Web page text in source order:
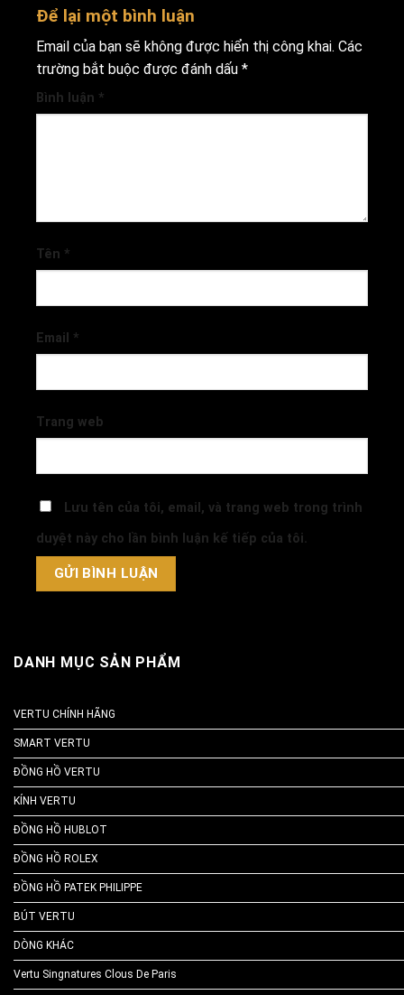
DANH MỤC SẢN PHẨM
VERTU CHÍNH HÃNG
SMART VERTU
ĐỒNG HỒ VERTU
KÍNH VERTU
ĐỒNG HỒ HUBLOT
ĐỒNG HỒ ROLEX
ĐỒNG HỒ PATEK PHILIPPE
BÚT VERTU
DÒNG KHÁC
Vertu Singnatures Clous De Paris
Để lại một bình luận
Email của bạn sẽ không được hiển thị công khai. Các
trường bắt buộc được đánh dấu *
Bình luận *
Tên *
Email *
Trang web
Lưu tên của tôi, email, và trang web trong trình
duyệt này cho lần bình luận kế tiếp của tôi.